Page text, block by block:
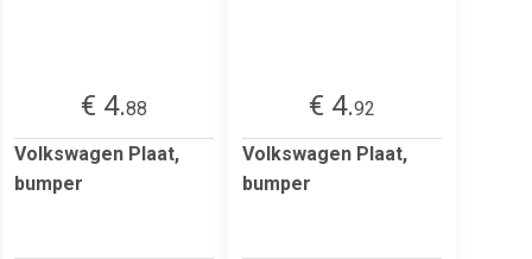
€ 4.88
Volkswagen Plaat,
bumper
€ 4.92
Volkswagen Plaat,
bumper